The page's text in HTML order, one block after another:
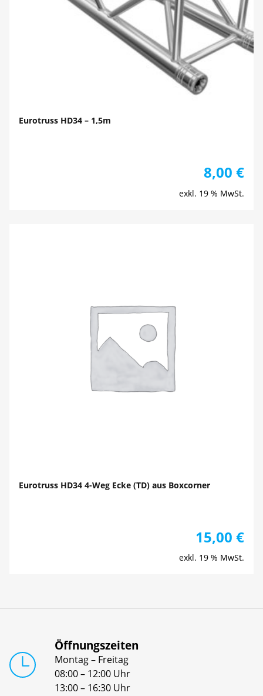
Eurotruss HD34 – 1,5m
8,00 €
exkl. 19 % MwSt.
Eurotruss HD34 4-Weg Ecke (TD) aus Boxcorner
15,00 €
exkl. 19 % MwSt.
Öffnungszeiten
Montag – Freitag
08:00 – 12:00 Uhr
13:00 – 16:30 Uhr